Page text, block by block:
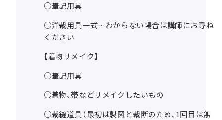
○筆記用具
○洋裁用具一式…わからない場合は講師にお尋ね
ください
【着物リメイク】
○筆記用具
○着物、帯などリメイクしたいもの
○裁縫道具（最初は製図と裁断のため、1回目は無